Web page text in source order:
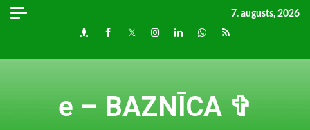
Skip
7. augusts, 2026
DraugiemFacebook
TwitterInstagram
LinkedInwhatsapp
RSS
e – BAZNĪCA ✞